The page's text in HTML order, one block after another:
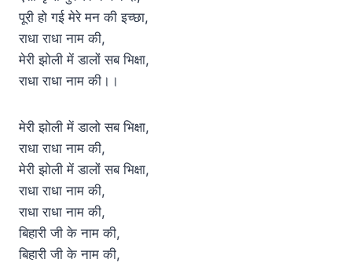
पूरी हो गई मेरे मन की इच्छा,
राधा राधा नाम की,
मेरी झोली में डालों सब भिक्षा,
राधा राधा नाम की।।
मेरी झोली में डालो सब भिक्षा,
राधा राधा नाम की,
मेरी झोली में डालों सब भिक्षा,
राधा राधा नाम की,
राधा राधा नाम की,
बिहारी जी के नाम की,
बिहारी जी के नाम की,